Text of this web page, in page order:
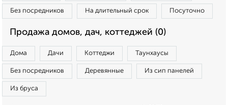
Без посредников На длительный срок Посуточно
Продажа домов, дач, коттеджей (0)
Дома Дачи Коттеджи Таунхаусы
Без посредников Деревянные Из сип панелей
Из бруса